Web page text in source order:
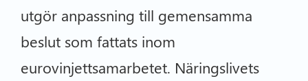
utgör anpassning till gemensamma
beslut som fattats inom
eurovinjettsamarbetet. Näringslivets